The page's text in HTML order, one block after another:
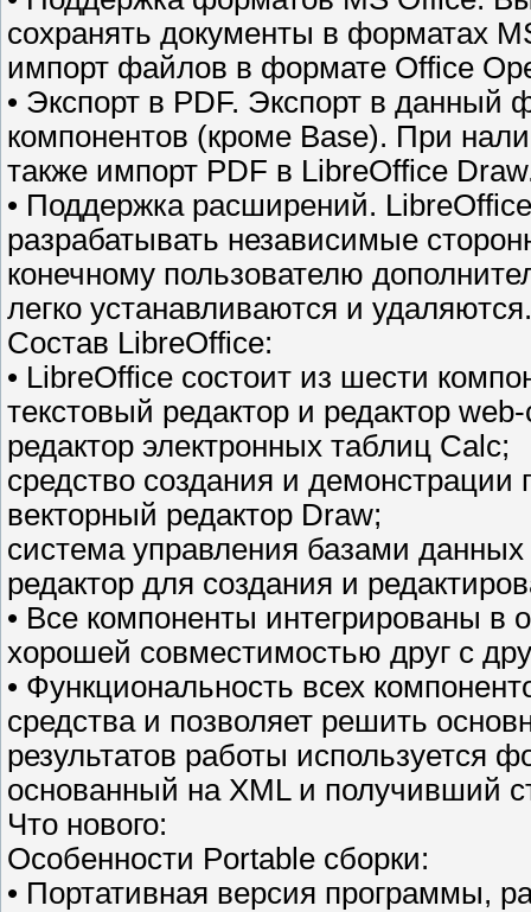
сохранять документы в форматах
импорт файлов в формате Office
• Экспорт в PDF. Экспорт в данный
компонентов (кроме Base). При
также импорт PDF в LibreOffice
• Поддержка расширений.
разрабатывать независимые
конечному пользователю
легко устанавливаются и удаляются.
Состав LibreOffice:
• LibreOffice состоит из шести
текстовый редактор и редактор
редактор электронных таблиц Calc;
средство создания и демонстрации
векторный редактор Draw;
система управления базами данных
редактор для создания и
• Все компоненты интегрированы
хорошей совместимостью друг с
• Функциональность всех
средства и позволяет решить
результатов работы используется
основанный на XML и получивший
Что нового:
Особенности Portable сборки:
• Портативная версия программы,